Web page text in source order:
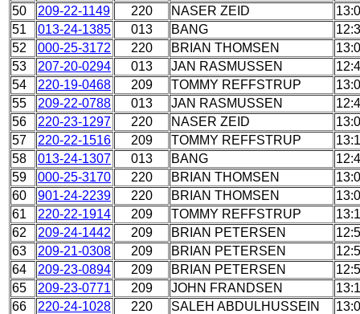
50
209-22-1149 220 NASER ZEID
51
013-24-1385 013 BANG
52
000-25-3172 220 BRIAN THOMSEN
53
207-20-0294 013 JAN RASMUSSEN
54
220-19-0468 209 TOMMY REFFSTRUP
55
209-22-0788 013 JAN RASMUSSEN
56
220-23-1297 220 NASER ZEID
57
220-22-1516 209 TOMMY REFFSTRUP
58
013-24-1307 013 BANG
59
000-25-3170 220 BRIAN THOMSEN
60
901-24-2239 220 BRIAN THOMSEN
61
220-22-1914 209 TOMMY REFFSTRUP
62
209-24-1442 209 BRIAN PETERSEN
63
209-21-0308 209 BRIAN PETERSEN
64
209-23-0894 209 BRIAN PETERSEN
65
209-23-0771 209 JOHN FRANDSEN
66
220-24-1028 220 SALEH ABDULHUSSEIN